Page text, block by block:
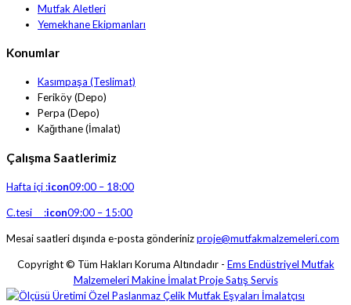
Mutfak Aletleri
Yemekhane Ekipmanları
Konumlar
Kasımpaşa (Teslimat)
Feriköy (Depo)
Perpa (Depo)
Kağıthane (İmalat)
Çalışma Saatlerimiz
Hafta içi :icon09:00 – 18:00
C.tesi :icon09:00 – 15:00
Mesai saatleri dışında e-posta gönderinizproje@mutfakmalzemeleri.com
Copyright © Tüm Hakları Koruma Altındadır - Ems Endüstriyel Mutfak
Malzemeleri Makine İmalat Proje Satış Servis